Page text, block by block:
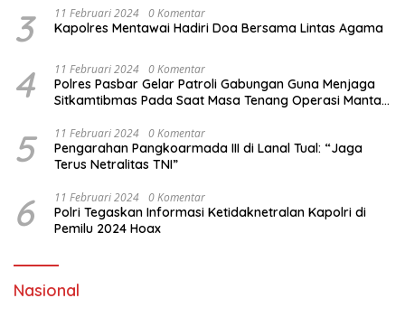
3 11 Februari 2024 0 Komentar
Kapolres Mentawai Hadiri Doa Bersama Lintas Agama
4 11 Februari 2024 0 Komentar
Polres Pasbar Gelar Patroli Gabungan Guna Menjaga
Sitkamtibmas Pada Saat Masa Tenang Operasi Mantap
5 11 Februari 2024 0 Komentar
Pengarahan Pangkoarmada III di Lanal Tual: “Jaga
Terus Netralitas TNI”
6 11 Februari 2024 0 Komentar
Polri Tegaskan Informasi Ketidaknetralan Kapolri di
Pemilu 2024 Hoax
Nasional